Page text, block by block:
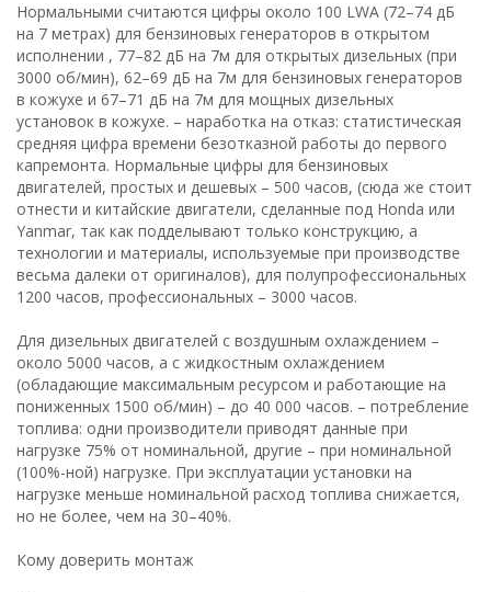
Нормальными считаются цифры около 100 LWA (72–74 дБ
на 7 метрах) для бензиновых генераторов в открытом
исполнении , 77–82 дБ на 7м для открытых дизельных (при
3000 об/мин), 62–69 дБ на 7м для бензиновых генераторов
в кожухе и 67–71 дБ на 7м для мощных дизельных
установок в кожухе. – наработка на отказ: статистическая
средняя цифра времени безотказной работы до первого
капремонта. Нормальные цифры для бензиновых
двигателей, простых и дешевых – 500 часов, (сюда же стоит
отнести и китайские двигатели, сделанные под Honda или
Yanmar, так как подделывают только конструкцию, а
технологии и материалы, используемые при производстве
весьма далеки от оригиналов), для полупрофессиональных
1200 часов, профессиональных – 3000 часов.
Для дизельных двигателей с воздушным охлаждением –
около 5000 часов, а с жидкостным охлаждением
(обладающие максимальным ресурсом и работающие на
пониженных 1500 об/мин) – до 40 000 часов. – потребление
топлива: одни производители приводят данные при
нагрузке 75% от номинальной, другие – при номинальной
(100%-ной) нагрузке. При эксплуатации установки на
нагрузке меньше номинальной расход топлива снижается,
но не более, чем на 30–40%.
Кому доверить монтаж